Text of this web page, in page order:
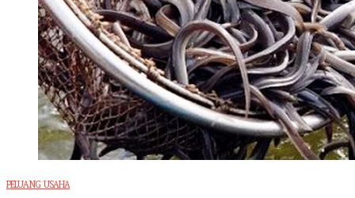
PELUANG USAHA